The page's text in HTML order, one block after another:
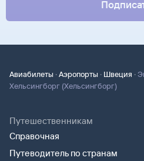
Авиабилеты ·Аэропорты · Швеция ·
Хельсингборг (Хельсингборг)
Путешественникам
Справочная
Путеводитель по странам